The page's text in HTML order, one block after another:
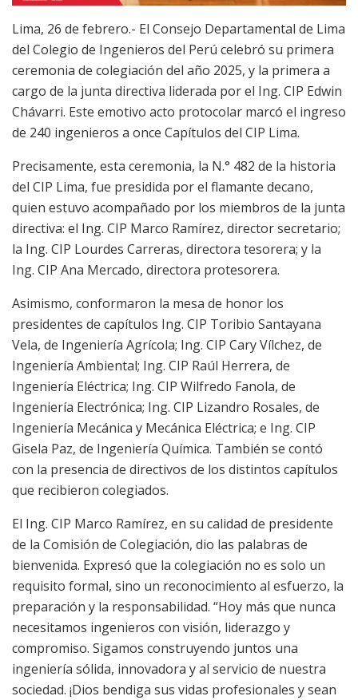
Lima, 26 de febrero.- El Consejo Departamental de Lima
del Colegio de Ingenieros del Perú celebró su primera
ceremonia de colegiación del año 2025, y la primera a
cargo de la junta directiva liderada por el Ing. CIP Edwin
Chávarri. Este emotivo acto protocolar marcó el ingreso
de 240 ingenieros a once Capítulos del CIP Lima.
Precisamente, esta ceremonia, la N.° 482 de la historia
del CIP Lima, fue presidida por el flamante decano,
quien estuvo acompañado por los miembros de la junta
directiva: el Ing. CIP Marco Ramírez, director secretario;
la Ing. CIP Lourdes Carreras, directora tesorera; y la
Ing. CIP Ana Mercado, directora protesorera.
Asimismo, conformaron la mesa de honor los
presidentes de capítulos Ing. CIP Toribio Santayana
Vela, de Ingeniería Agrícola; Ing. CIP Cary Vílchez, de
Ingeniería Ambiental; Ing. CIP Raúl Herrera, de
Ingeniería Eléctrica; Ing. CIP Wilfredo Fanola, de
Ingeniería Electrónica; Ing. CIP Lizandro Rosales, de
Ingeniería Mecánica y Mecánica Eléctrica; e Ing. CIP
Gisela Paz, de Ingeniería Química. También se contó
con la presencia de directivos de los distintos capítulos
que recibieron colegiados.
El Ing. CIP Marco Ramírez, en su calidad de presidente
de la Comisión de Colegiación, dio las palabras de
bienvenida. Expresó que la colegiación no es solo un
requisito formal, sino un reconocimiento al esfuerzo, la
preparación y la responsabilidad. “Hoy más que nunca
necesitamos ingenieros con visión, liderazgo y
compromiso. Sigamos construyendo juntos una
ingeniería sólida, innovadora y al servicio de nuestra
sociedad. ¡Dios bendiga sus vidas profesionales y sean